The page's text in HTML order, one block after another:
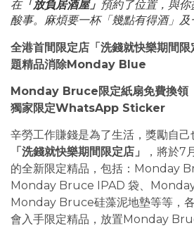
在「放負居酒屋」 預約了位置，與
酸事。麻煩要一杯「幾點有得酒」及
全港首間限定店「洗錢就快樂期間
題精品消除Monday Blue
Monday Bruce限定紙扇免費換
獨家限定WhatsApp Sticker
辛勞工作賺錢是為了生活，獎勵自
「洗錢就快樂期間限定店」
，將於7
的全新限定精品，包括：Monday
Monday Bruce IPAD 袋、
Monday Bruce硅藻泥地墊等等，
會入手限定精品，放置Monday